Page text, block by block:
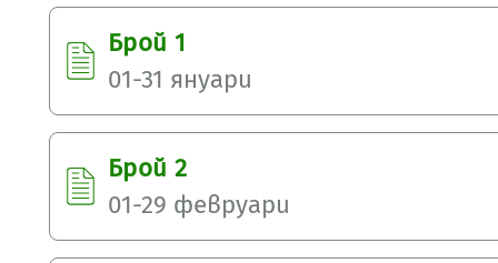
Брой 1
01-31 януари
Брой 2
01-29 февруари